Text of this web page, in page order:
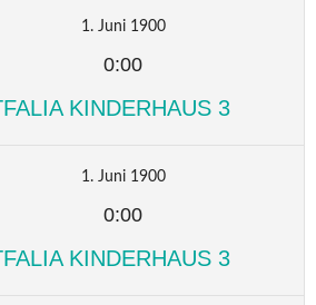
1. Juni 1900
0:00
KINDERHAUS 3
1. Juni 1900
0:00
KINDERHAUS 3